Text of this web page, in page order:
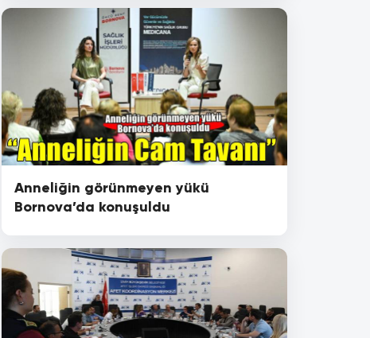
Anneliğin görünmeyen yükü
Bornova’da konuşuldu